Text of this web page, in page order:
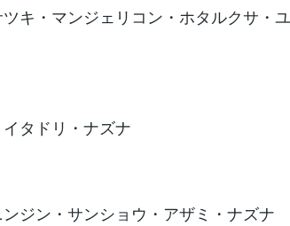
キ・マンジェリコン・ホタルクサ・
タドリ・ナズナ
ジン・サンショウ・アザミ・ナズナ